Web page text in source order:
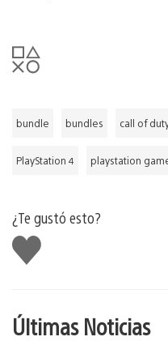
bundle bundles call of
PlayStation 4 playstation
¿Te gustó esto?
Me
gusta
Últimas Noticias